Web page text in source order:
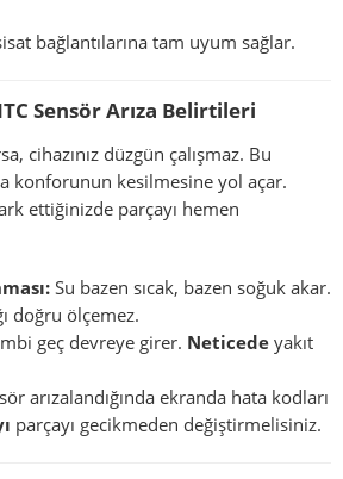
bağlantılarına tam uyum sağlar.
Sensör Arıza Belirtileri
cihazınız düzgün çalışmaz. Bu
konforunun kesilmesine yol açar.
ettiğinizde parçayı hemen
Su bazen sıcak, bazen soğuk akar.
doğru ölçemez.
geç devreye girer. Neticedeyakıt
arızalandığında ekranda hata kodları
parçayı gecikmeden değiştirmelisiniz.